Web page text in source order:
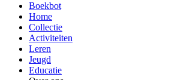
Boekbot
Home
Collectie
Activiteiten
Leren
Jeugd
Educatie